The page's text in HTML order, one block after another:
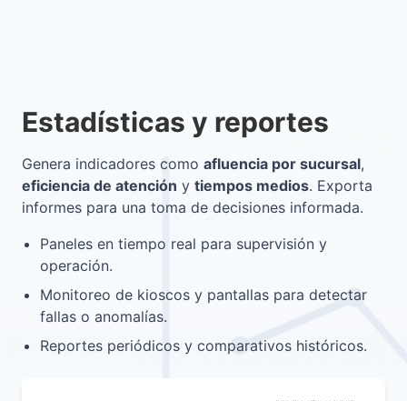
Estadísticas y reportes
Genera indicadores como afluencia por sucursal,
eficiencia de atención y tiempos medios. Exporta
informes para una toma de decisiones informada.
Paneles en tiempo real para supervisión y
operación.
Monitoreo de kioscos y pantallas para detectar
fallas o anomalías.
Reportes periódicos y comparativos históricos.